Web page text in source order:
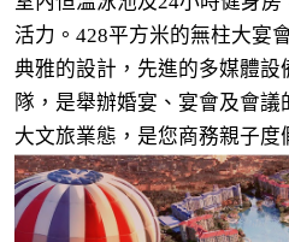
活力。428平方米的無柱大宴
典雅的設計，先進的多媒體設
隊，是舉辦婚宴、宴會及會
大文旅業態，是您商務親子度